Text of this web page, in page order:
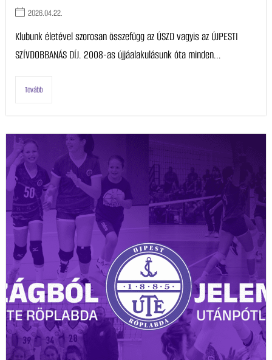
2026.04.22.
Klubunk életével szorosan összefügg az ÚSZD vagyis az ÚJPESTI
SZÍVDOBBANÁS DÍJ. 2008-as újjáalakulásunk óta minden...
Tovább